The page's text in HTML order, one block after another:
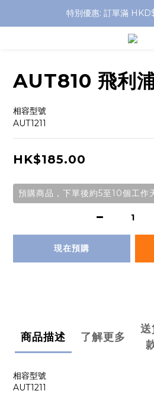
特別優惠: 訂單滿
特別優惠: 訂單滿
門店自取 任何消
AUT810 飛利
相容型號
AUT1211
HK$185.00
預購商品，下單後約5至10個工作
現在預購
商品描述 了解更多
送
相容型號
AUT1211